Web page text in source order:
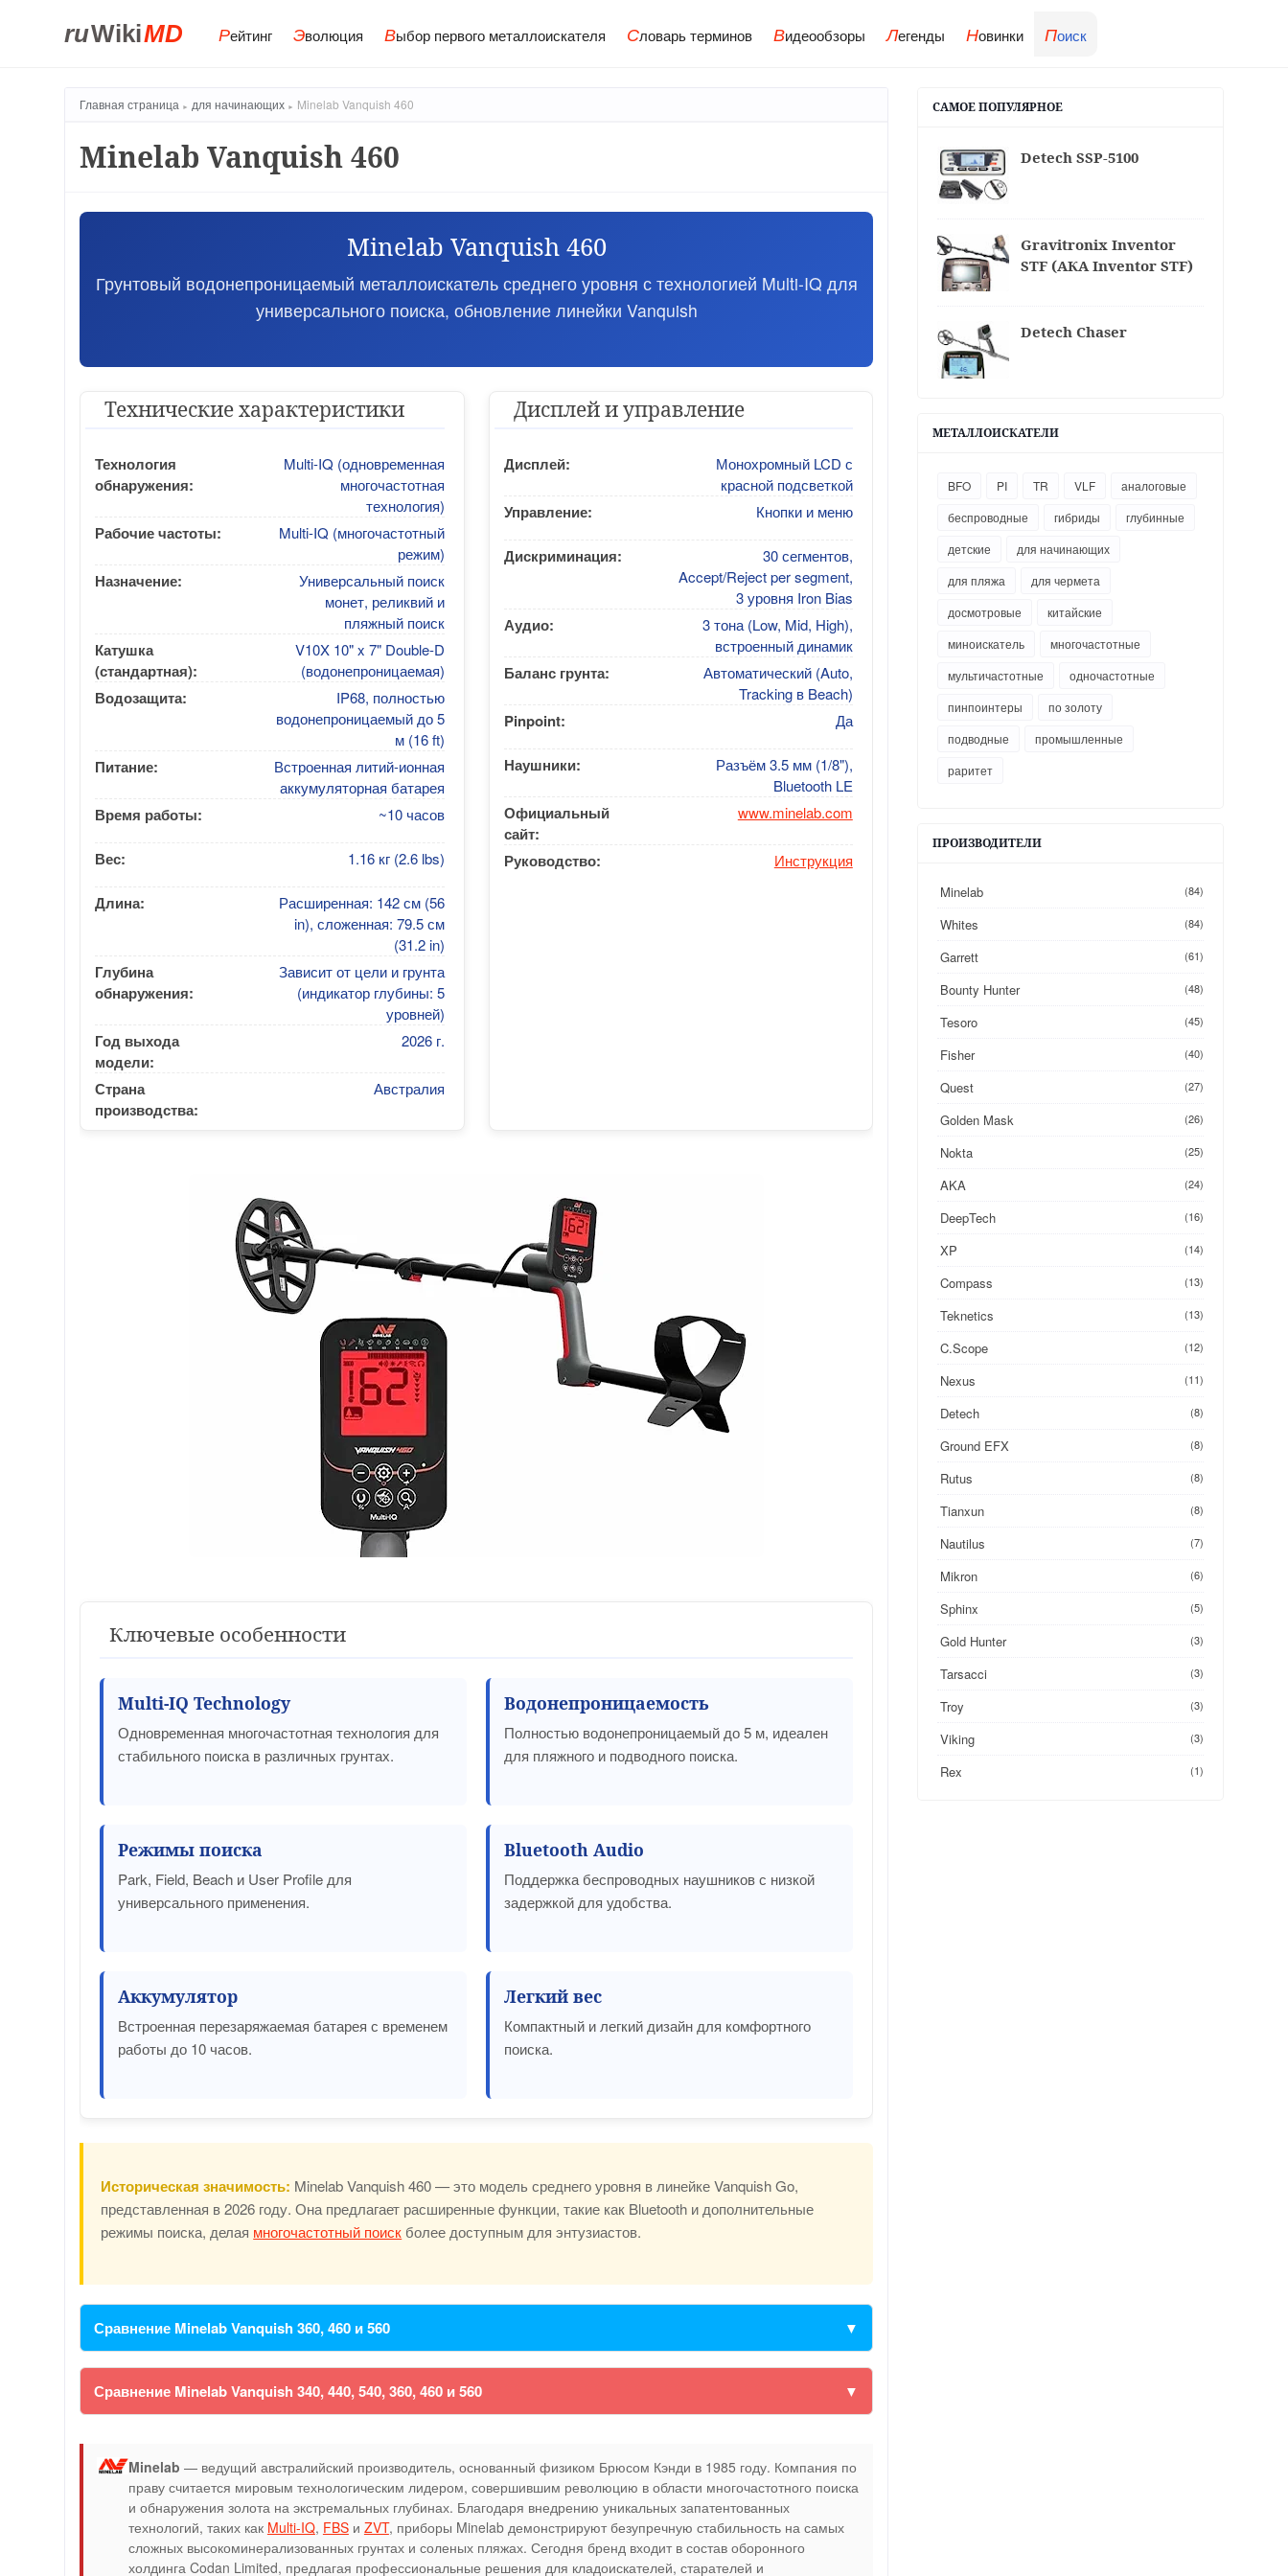
ruWikiMD Рейтинг Эволюция Выбор первого металлоискателя Словарь терминов Видеообзоры Легенды Новинки Поиск
Главная страница для начинающих Minelab Vanquish 460
Minelab Vanquish 460
Minelab Vanquish 460
Грунтовый водонепроницаемый металлоискатель среднего уровня с технологией Multi-IQ для
универсального поиска, обновление линейки Vanquish
Технические характеристики
Технология
обнаружения:
Multi-IQ (одновременная
многочастотная
технология)
Рабочие частоты:
Multi-IQ (многочастотный
режим)
Назначение:
Универсальный поиск
монет, реликвий и
пляжный поиск
Катушка
(стандартная):
V10X 10" x 7" Double-D
(водонепроницаемая)
Водозащита:
IP68, полностью
водонепроницаемый до 5
м (16 ft)
Питание:
Встроенная литий-ионная
аккумуляторная батарея
Время работы: ~10 часов
Вес: 1.16 кг (2.6 lbs)
Длина:
Расширенная: 142 см (56
in), сложенная: 79.5 см
(31.2 in)
Глубина
обнаружения:
Зависит от цели и грунта
(индикатор глубины: 5
уровней)
Год выхода
модели:
2026 г.
Страна
производства:
Австралия
Дисплей и управление
Дисплей:
Монохромный LCD с
красной подсветкой
Управление: Кнопки и меню
Дискриминация:
30 сегментов,
Accept/Reject per segment,
3 уровня Iron Bias
Аудио:
3 тона (Low, Mid, High),
встроенный динамик
Баланс грунта:
Автоматический (Auto,
Tracking в Beach)
Pinpoint: Да
Наушники:
Разъём 3.5 мм (1/8"),
Bluetooth LE
Официальный
сайт:
www.minelab.com
Руководство: Инструкция
Ключевые особенности
Multi-IQ Technology
Одновременная многочастотная технология для
стабильного поиска в различных грунтах.
Водонепроницаемость
Полностью водонепроницаемый до 5 м, идеален
для пляжного и подводного поиска.
Режимы поиска
Park, Field, Beach и User Profile для
универсального применения.
Bluetooth Audio
Поддержка беспроводных наушников с низкой
задержкой для удобства.
Аккумулятор
Встроенная перезаряжаемая батарея с временем
работы до 10 часов.
Легкий вес
Компактный и легкий дизайн для комфортного
поиска.
Историческая значимость: Minelab Vanquish 460 — это модель среднего уровня в линейке Vanquish Go,
представленная в 2026 году. Она предлагает расширенные функции, такие как Bluetooth и дополнительные
режимы поиска, делая многочастотный поиск более доступным для энтузиастов.
Сравнение Minelab Vanquish 360, 460 и 560
Сравнение Minelab Vanquish 340, 440, 540, 360, 460 и 560
Minelab — ведущий австралийский производитель, основанный физиком Брюсом Кэнди в 1985 году. Компания по
праву считается мировым технологическим лидером, совершившим революцию в области многочастотного поиска
и обнаружения золота на экстремальных глубинах. Благодаря внедрению уникальных запатентованных
технологий, таких как Multi-IQ, FBSи ZVT, приборы Minelab демонстрируют безупречную стабильность на самых
сложных высокоминерализованных грунтах и соленых пляжах. Сегодня бренд входит в состав оборонного
холдинга Codan Limited, предлагая профессиональные решения для кладоискателей, старателей и
САМОЕ ПОПУЛЯРНОЕ
Detech SSP-5100
Gravitronix Inventor
STF (АКА Inventor STF)
Detech Chaser
МЕТАЛЛОИСКАТЕЛИ
BFO PI TR VLF
аналоговые
беспроводные
гибриды
глубинные
детские
для начинающих
для пляжа
для чермета
досмотровые
китайские
миноискатель
многочастотные
мультичастотные
одночастотные
пинпоинтеры
по золоту
подводные
промышленные
раритет
ПРОИЗВОДИТЕЛИ
Minelab (84)
Whites (84)
Garrett (61)
Bounty Hunter (48)
Tesoro (45)
Fisher (40)
Quest (27)
Golden Mask (26)
Nokta (25)
AKA (24)
DeepTech (16)
XP (14)
Compass (13)
Teknetics (13)
C.Scope (12)
Nexus (11)
Detech (8)
Ground EFX (8)
Rutus (8)
Tianxun (8)
Nautilus (7)
Mikron (6)
Sphinx (5)
Gold Hunter (3)
Tarsacci (3)
Troy (3)
Viking (3)
Rex (1)